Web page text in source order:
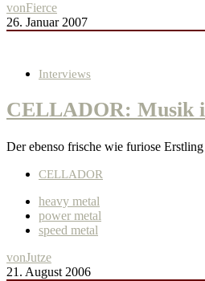
vonFierce
26. Januar 2007
Interviews
CELLADOR: Musik
Der ebenso frische wie furiose
CELLADOR
heavy metal
power metal
speed metal
vonJutze
21. August 2006